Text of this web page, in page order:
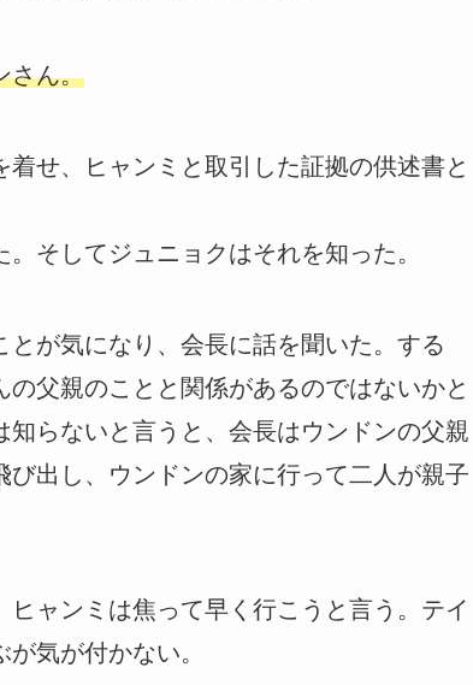
さん。
せ、ヒャンミと取引した証拠の供述書と
そしてジュニョクはそれを知った。
が気になり、会長に話を聞いた。する
父親のことと関係があるのではないかと
らないと言うと、会長はウンドンの父親
出し、ウンドンの家に行って二人が親子
ャンミは焦って早く行こうと言う。テイ
気が付かない。